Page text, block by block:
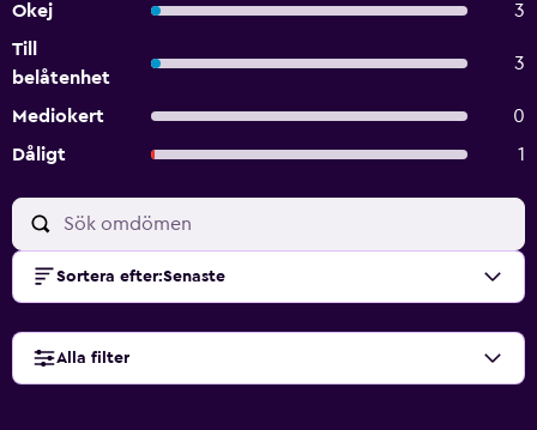
Okej
3
Till
belåtenhet
3
Mediokert
0
Dåligt
1
Sortera efter:Senaste
Alla filter